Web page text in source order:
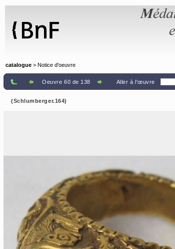
catalogue > Notice d'oeuvre
Oeuvre 60 de 138 Aller à l'œuvre
(Schlumberger.164)